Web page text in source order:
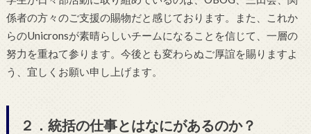
係者の方々のご支援の賜物だと感じております。また、これか
らのUnicronsが素晴らしいチームになることを信じて、一層の
努力を重ねて参ります。今後とも変わらぬご厚誼を賜りますよ
う、宜しくお願い申し上げます。
２．統括の仕事とはなにがあるのか？